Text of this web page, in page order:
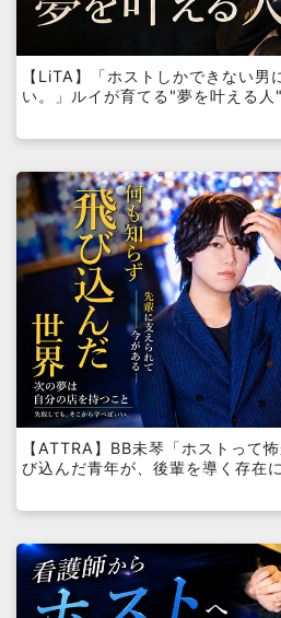
【LiTA】「ホストしかできない男
い。」ルイが育てる"夢を叶える人
【ATTRA】BB未琴「ホストって
び込んだ青年が、後輩を導く存在